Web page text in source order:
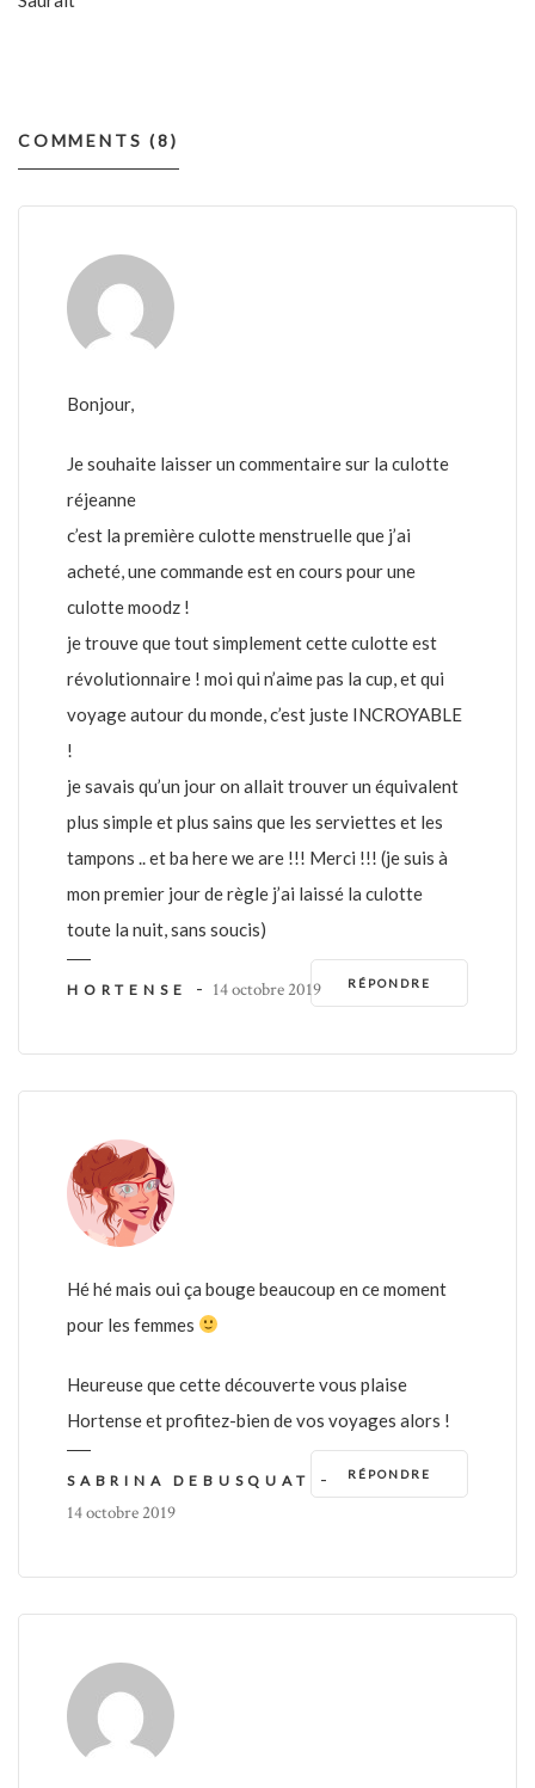
COMMENTS (8)
Bonjour,
Je souhaite laisser un commentaire sur la culotte
réjeanne
c’est la première culotte menstruelle que j’ai
acheté, une commande est en cours pour une
culotte moodz !
je trouve que tout simplement cette culotte est
révolutionnaire ! moi qui n’aime pas la cup, et qui
voyage autour du monde, c’est juste INCROYABLE
!
je savais qu’un jour on allait trouver un équivalent
plus simple et plus sains que les serviettes et les
tampons .. et ba here we are !!! Merci !!! (je suis à
mon premier jour de règle j’ai laissé la culotte
toute la nuit, sans soucis)
RÉPONDRE
HORTENSE - 14 octobre 2019
Hé hé mais oui ça bouge beaucoup en ce moment
pour les femmes
Heureuse que cette découverte vous plaise
Hortense et profitez-bien de vos voyages alors !
RÉPONDRE
SABRINA DEBUSQUAT -
14 octobre 2019